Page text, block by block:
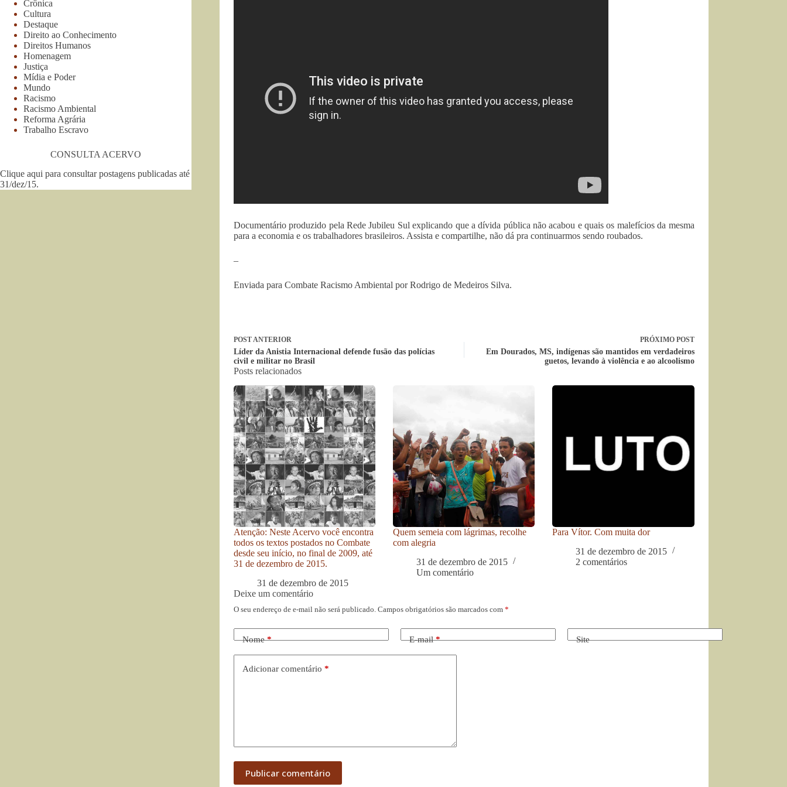
Documentário produzido pela Rede Jubileu Sul explicando que a dívida pública não acabou e quais os malefícios da mesma
para a economia e os trabalhadores brasileiros. Assista e compartilhe, não dá pra continuarmos sendo roubados.
–
Enviada para Combate Racismo Ambiental por Rodrigo de Medeiros Silva.
POSTANTERIOR
Líder da Anistia Internacional defende fusão das polícias
civil e militar no Brasil
PRÓXIMO POST
Em Dourados, MS, indígenas são mantidos em verdadeiros
guetos, levando à violência e ao alcoolismo
Posts relacionados
Atenção: Neste Acervo você encontra
todos os textos postados no Combate
desde seu início, no final de 2009, até
31 de dezembro de 2015.
31 de dezembro de 2015
Quem semeia com lágrimas, recolhe
com alegria
31 de dezembro de 2015
Um comentário
Para Vítor. Com muita dor
31 de dezembro de 2015
2 comentários
Deixe um comentário
O seu endereço de e-mail não será publicado. Campos obrigatórios são marcados com *
Nome* E-mail* Site
Adicionar comentário *
Publicar comentário
Crônica
Cultura
Destaque
Direito ao Conhecimento
Direitos Humanos
Homenagem
Justiça
Mídia e Poder
Mundo
Racismo
Racismo Ambiental
Reforma Agrária
Trabalho Escravo
CONSULTA ACERVO
Clique aqui para consultar postagens publicadas até
31/dez/15.